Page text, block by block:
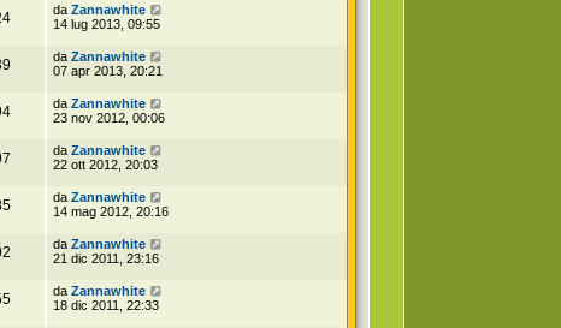
da Zannawhite
14 lug 2013, 09:55
da Zannawhite
07 apr 2013, 20:21
da Zannawhite
23 nov 2012, 00:06
da Zannawhite
22 ott 2012, 20:03
da Zannawhite
14 mag 2012, 20:16
da Zannawhite
21 dic 2011, 23:16
da Zannawhite
18 dic 2011, 22:33